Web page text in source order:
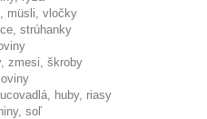
müsli, vločky
strúhanky
zmesi, škroby
huby, riasy
soľ